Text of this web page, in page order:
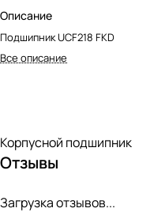
Описание
Подшипник UCF218 FKD
Все описание
Корпусной подшипник
Отзывы
Загрузка отзывов...